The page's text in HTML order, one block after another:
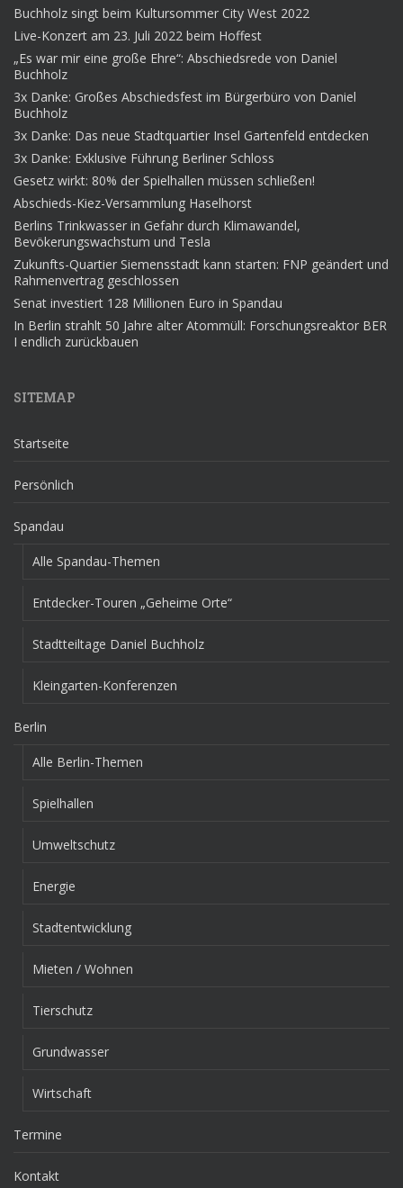
Buchholz singt beim Kultursommer City West 2022
Live-Konzert am 23. Juli 2022 beim Hoffest
„Es war mir eine große Ehre“: Abschiedsrede von Daniel
Buchholz
3x Danke: Großes Abschiedsfest im Bürgerbüro von Daniel
Buchholz
3x Danke: Das neue Stadtquartier Insel Gartenfeld entdecken
3x Danke: Exklusive Führung Berliner Schloss
Gesetz wirkt: 80% der Spielhallen müssen schließen!
Abschieds-Kiez-Versammlung Haselhorst
Berlins Trinkwasser in Gefahr durch Klimawandel,
Bevökerungswachstum und Tesla
Zukunfts-Quartier Siemensstadt kann starten: FNP geändert und
Rahmenvertrag geschlossen
Senat investiert 128 Millionen Euro in Spandau
In Berlin strahlt 50 Jahre alter Atommüll: Forschungsreaktor BER
I endlich zurückbauen
SITEMAP
Startseite
Persönlich
Spandau
Alle Spandau-Themen
Entdecker-Touren „Geheime Orte“
Stadtteiltage Daniel Buchholz
Kleingarten-Konferenzen
Berlin
Alle Berlin-Themen
Spielhallen
Umweltschutz
Energie
Stadtentwicklung
Mieten / Wohnen
Tierschutz
Grundwasser
Wirtschaft
Termine
Kontakt